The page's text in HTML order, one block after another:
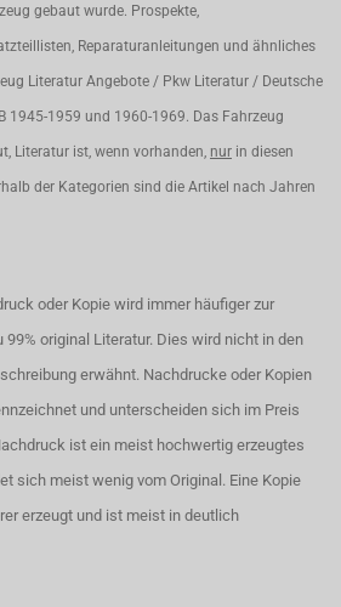
gebaut wurde. Prospekte,
Reparaturanleitungen und ähnliches
Literatur Angebote / Pkw Literatur / Deutsche
1945-1959 und 1960-1969. Das Fahrzeug
Literatur ist, wenn vorhanden, nur in diesen
der Kategorien sind die Artikel nach Jahren
oder Kopie wird immer häufiger zur
original Literatur. Dies wird nicht in den
erwähnt. Nachdrucke oder Kopien
und unterscheiden sich im Preis
ist ein meist hochwertig erzeugtes
sich meist wenig vom Original. Eine Kopie
erzeugt und ist meist in deutlich